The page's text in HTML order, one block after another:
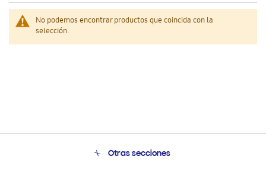
No podemos encontrar productos que coincida con la
selección.
Otras secciones